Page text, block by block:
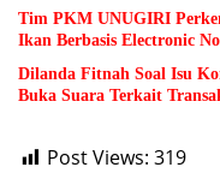
Tim PKM UNUGIRI
Ikan Berbasis Electronic
Dilanda Fitnah Soal Isu
Buka Suara Terkait
Post Views: 319